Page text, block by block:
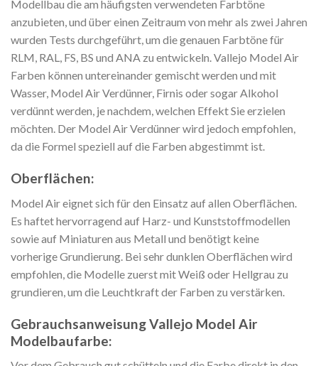
Modellbau die am häufigsten verwendeten Farbtöne
anzubieten, und über einen Zeitraum von mehr als zwei Jahren
wurden Tests durchgeführt, um die genauen Farbtöne für
RLM, RAL, FS, BS und ANA zu entwickeln. Vallejo Model Air
Farben können untereinander gemischt werden und mit
Wasser, Model Air Verdünner, Firnis oder sogar Alkohol
verdünnt werden, je nachdem, welchen Effekt Sie erzielen
möchten. Der Model Air Verdünner wird jedoch empfohlen,
da die Formel speziell auf die Farben abgestimmt ist.
Oberflächen:
Model Air eignet sich für den Einsatz auf allen Oberflächen.
Es haftet hervorragend auf Harz- und Kunststoffmodellen
sowie auf Miniaturen aus Metall und benötigt keine
vorherige Grundierung. Bei sehr dunklen Oberflächen wird
empfohlen, die Modelle zuerst mit Weiß oder Hellgrau zu
grundieren, um die Leuchtkraft der Farben zu verstärken.
Gebrauchsanweisung Vallejo Model Air
Modelbaufarbe: